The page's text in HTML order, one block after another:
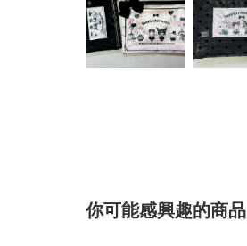
你可能感興趣的商品